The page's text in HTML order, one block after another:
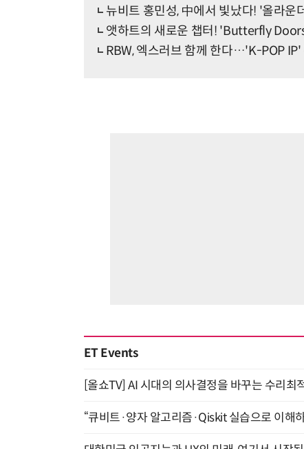
뉴비트 홍민성, 中에서 빛났다! '올라운
앳하트의 새로운 챕터! 'Butterfly
RBW, 엑스러브 함께 한다…'K-POP IP'
ET Events
[올쇼TV] AI 시대의 의사결정을 바꾸는 수리
“큐비트·양자 알고리즘·Qiskit 실습으로 이해